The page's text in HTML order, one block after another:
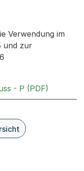
Verwendung im
und zur
- P (PDF)